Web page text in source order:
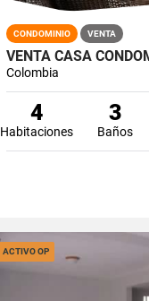
CONDOMINIO VENTA
Colombia
4
Habitaciones
3
Baños
ACTIVO OP